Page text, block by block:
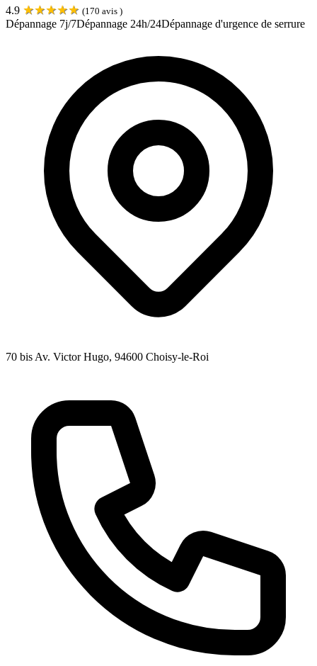
4.9 ★★★★★ (170 avis )
Dépannage 7j/7Dépannage 24h/24Dépannage d'urgence de serrure
70 bis Av. Victor Hugo, 94600 Choisy-le-Roi